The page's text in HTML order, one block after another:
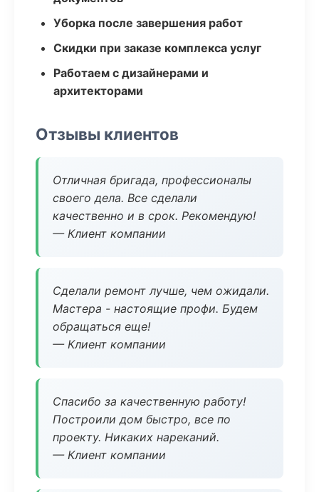
Уборка после завершения работ
Скидки при заказе комплекса услуг
Работаем с дизайнерами и
архитекторами
Отзывы клиентов
Отличная бригада, профессионалы
своего дела. Все сделали
качественно и в срок. Рекомендую!
— Клиент компании
Сделали ремонт лучше, чем ожидали.
Мастера - настоящие профи. Будем
обращаться еще!
— Клиент компании
Спасибо за качественную работу!
Построили дом быстро, все по
проекту. Никаких нареканий.
— Клиент компании